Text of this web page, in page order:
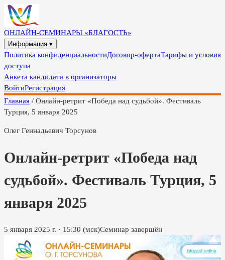
ОНЛАЙН-СЕМИНАРЫ «БЛАГОСТЬ»
Информация ▾
Политика конфиденциальностиДоговор-офертаТарифы и условия
доступа
Анкета кандидата в организаторы
ВойтиРегистрация
Главная / Онлайн-ретрит «Победа над судьбой». Фестиваль
Турция, 5 января 2025
Олег Геннадьевич Торсунов
Онлайн-ретрит «Победа над
судьбой». Фестиваль Турция, 5
января 2025
5 января 2025 г. · 15:30 (мск)Семинар завершён